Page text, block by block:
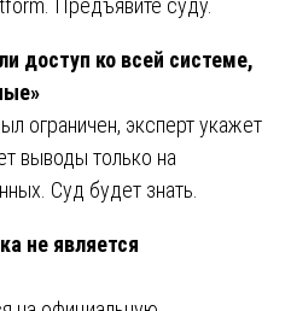
Предъявите суду.
доступ ко всей системе,
ограничен, эксперт укажет
выводы только на
Суд будет знать.
не является